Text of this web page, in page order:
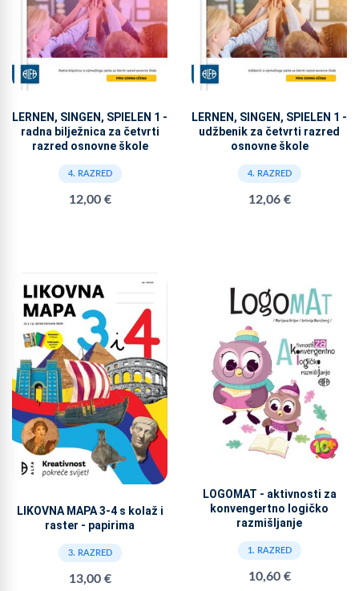
LERNEN, SINGEN, SPIELEN 1 -
radna bilježnica za četvrti
razred osnovne škole
4. RAZRED
12,00 €
LERNEN, SINGEN, SPIELEN 1 -
udžbenik za četvrti razred
osnovne škole
4. RAZRED
12,06 €
LIKOVNA MAPA 3-4 s kolaž i
raster - papirima
3. RAZRED
13,00 €
LOGOMAT - aktivnosti za
konvengertno logičko
razmišljanje
1. RAZRED
10,60 €